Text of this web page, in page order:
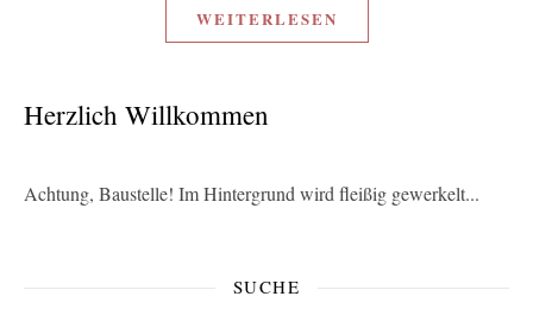
WEITERLESEN
Herzlich Willkommen
Achtung, Baustelle! Im Hintergrund wird fleißig gewerkelt...
SUCHE